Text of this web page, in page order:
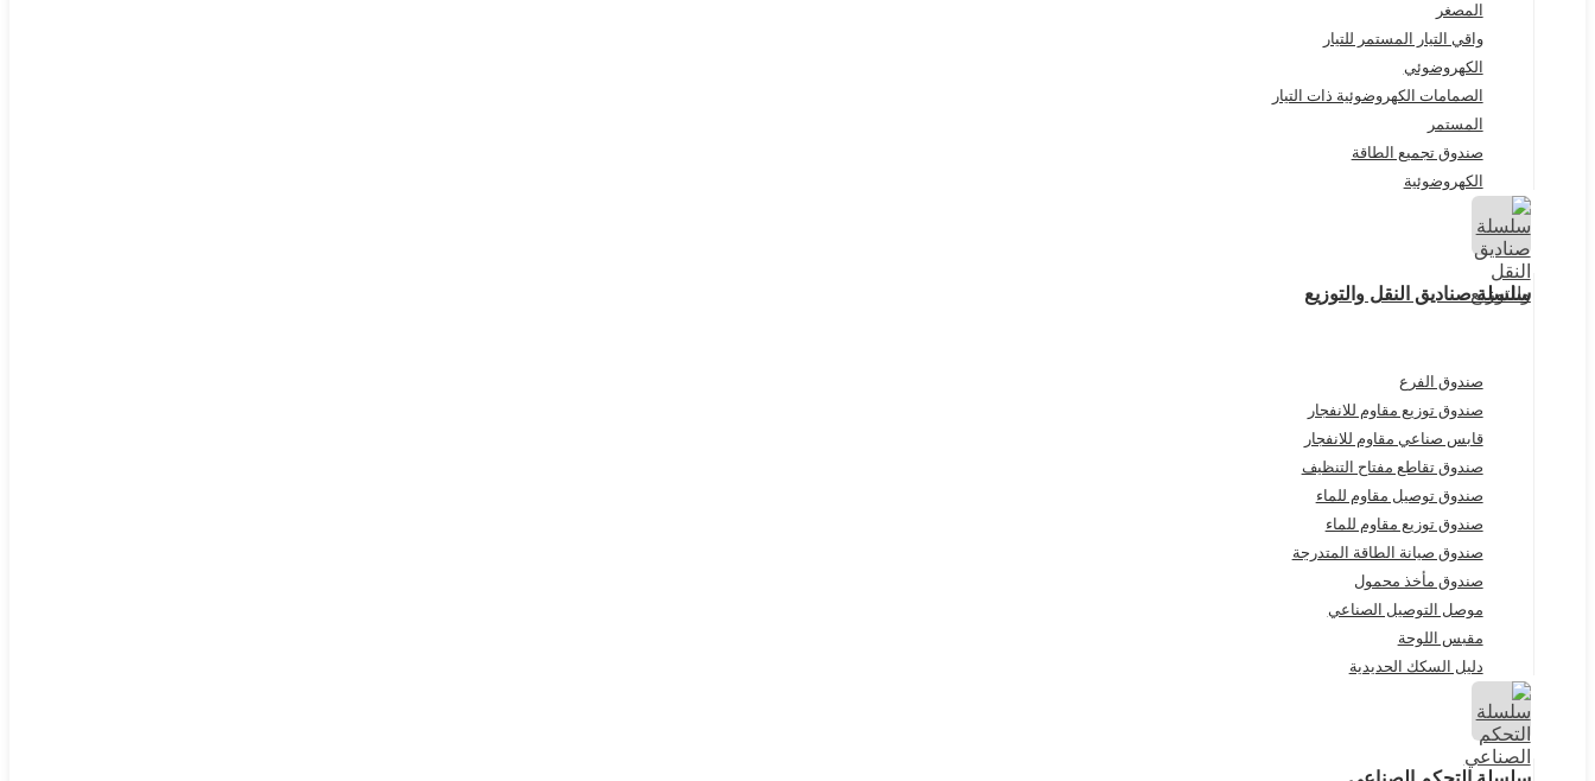
المصغر
واقي التيار المستمر للتيار
الكهروضوئي
الصمامات الكهروضوئية ذات التيار
المستمر
صندوق تجميع الطاقة
الكهروضوئية
سلسلة صناديق النقل والتوزيع
صندوق الفرع
صندوق توزيع مقاوم للانفجار
قابس صناعي مقاوم للانفجار
صندوق تقاطع مفتاح التنظيف
صندوق توصيل مقاوم للماء
صندوق توزيع مقاوم للماء
صندوق صيانة الطاقة المتدرجة
صندوق مأخذ محمول
موصل التوصيل الصناعي
مقبس اللوحة
دليل السكك الحديدية